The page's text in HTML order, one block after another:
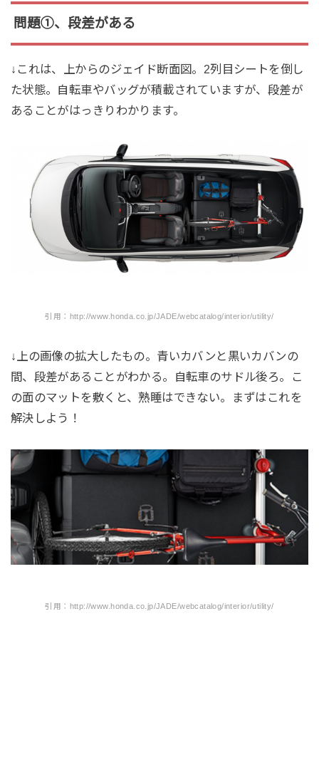
問題①、段差がある
↓これは、上からのジェイド断面図。2列目シートを倒し
た状態。自転車やバッグが積載されていますが、段差が
あることがはっきりわかります。
引用：http://www.honda.co.jp/JADE/webcatalog/interior/utility/
↓上の画像の拡大したもの。青いカバンと黒いカバンの
間、段差があることがわかる。自転車のサドル後ろ。こ
の面のマットを敷くと、熟睡はできない。まずはこれを
解決しよう！
引用：http://www.honda.co.jp/JADE/webcatalog/interior/utility/